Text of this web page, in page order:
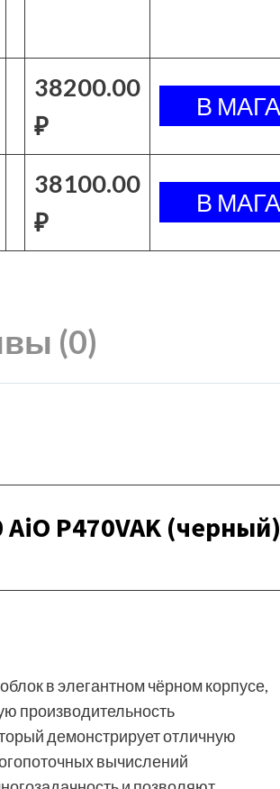
38200.00
₽
38100.00
₽
(0)
P470VAK (черный)
в элегантном чёрном корпусе,
производительность
демонстрирует отличную
вычислений